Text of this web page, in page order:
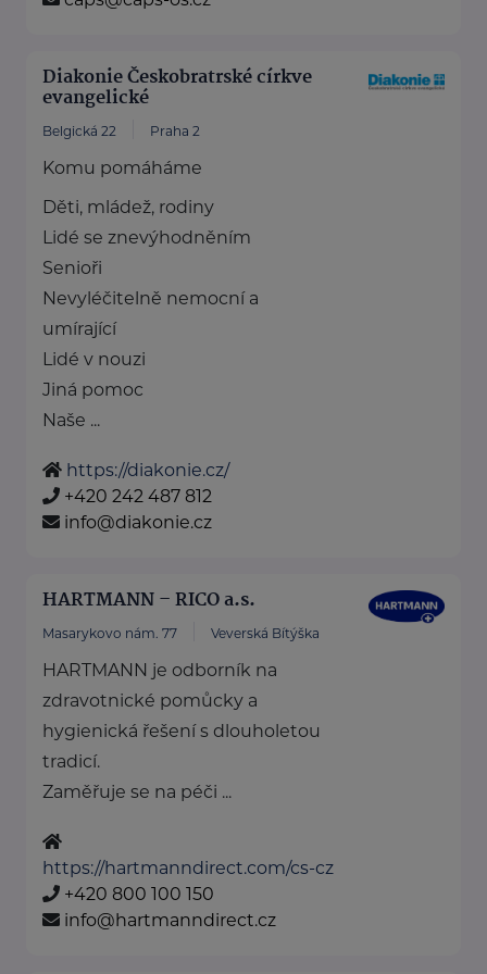
Diakonie Českobratrské církve
evangelické
Belgická 22 Praha 2
Komu pomáháme
Děti, mládež, rodiny
Lidé se znevýhodněním
Senioři
Nevyléčitelně nemocní a
umírající
Lidé v nouzi
Jiná pomoc
Naše ...
https://diakonie.cz/
+420 242 487 812
info@diakonie.cz
HARTMANN – RICO a.s.
Masarykovo nám. 77 Veverská Bítýška
HARTMANN je odborník na
zdravotnické pomůcky a
hygienická řešení s dlouholetou
tradicí.
Zaměřuje se na péči ...
https://hartmanndirect.com/cs-cz
+420 800 100 150
info@hartmanndirect.cz